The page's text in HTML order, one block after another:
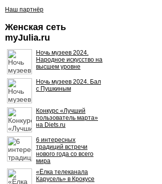
Наш партнёр
Женская сеть
myJulia.ru
Ночь музеев 2024.
Народное искусство на
высшем уровне
Ночь музеев 2024. Бал
с Пушкиным
Конкурс «Лучший
пользователь марта»
на Diets.ru
6 интересных
традиций встречи
нового года со всего
мира
«Ёлка телеканала
Карусель» в Крокусе